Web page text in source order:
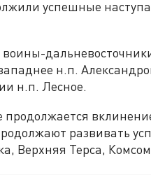
успешные
воины-
н.п.
н.п. Лесное.
продолжается
развивать
Верхняя Терса,